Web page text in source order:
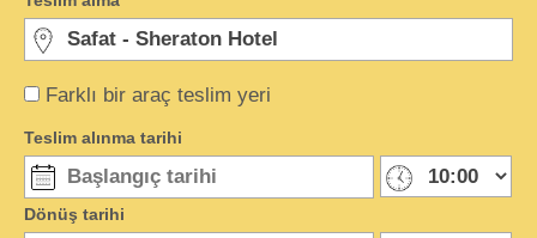
Farklı bir araç teslim yeri
Teslim alınma tarihi
Dönüş tarihi